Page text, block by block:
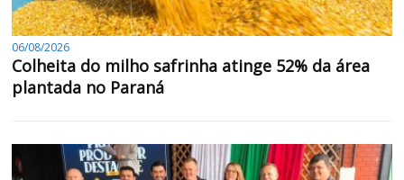
06/08/2026
Colheita do milho safrinha atinge 52% da área
plantada no Paraná